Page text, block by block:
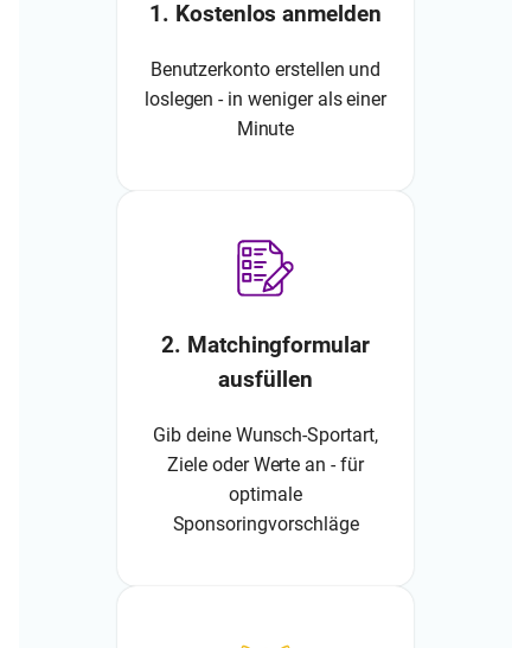
1. Kostenlos anmelden
Benutzerkonto erstellen und
loslegen - in weniger als einer
Minute
2. Matchingformular
ausfüllen
Gib deine Wunsch-Sportart,
Ziele oder Werte an - für
optimale
Sponsoringvorschläge